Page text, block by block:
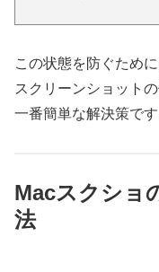
この状態を防ぐために
スクリーンショット
一番簡単な解決策です
Macスクショ
法